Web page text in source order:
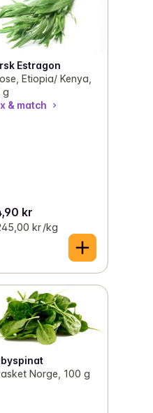
Estragon
Etiopia/ Kenya,
g
& match
kr
kr /kg
Norge, 100 g